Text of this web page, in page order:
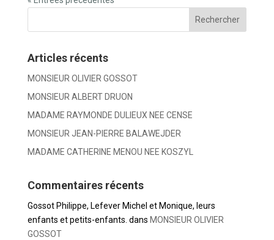
Articles récents
MONSIEUR OLIVIER GOSSOT
MONSIEUR ALBERT DRUON
MADAME RAYMONDE DULIEUX NEE CENSE
MONSIEUR JEAN-PIERRE BALAWEJDER
MADAME CATHERINE MENOU NEE KOSZYL
Commentaires récents
Gossot Philippe, Lefever Michel et Monique, leurs
enfants et petits-enfants. dans MONSIEUR OLIVIER
GOSSOT